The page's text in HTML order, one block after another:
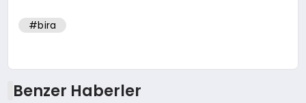
#bira
Benzer Haberler